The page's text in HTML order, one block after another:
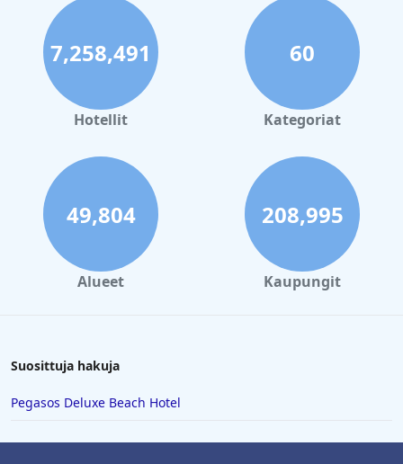
7,258,491
Hotellit
60
Kategoriat
49,804
Alueet
208,995
Kaupungit
Suosittuja hakuja
Pegasos Deluxe Beach Hotel